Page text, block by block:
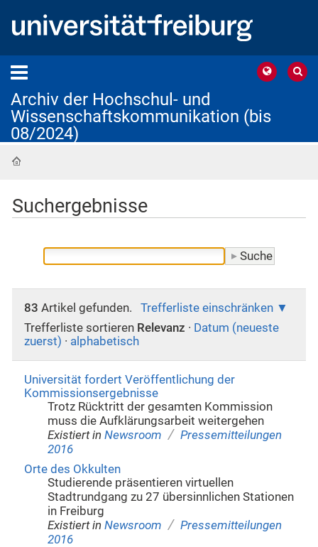
Archiv der Hochschul- und
Wissenschaftskommunikation (bis
08/2024)
Suchergebnisse
83 Artikel gefunden.
Trefferliste einschränken
Trefferliste sortieren Relevanz · Datum (neueste
zuerst) · alphabetisch
Universität fordert Veröffentlichung der
Kommissionsergebnisse
Trotz Rücktritt der gesamten Kommission
muss die Aufklärungsarbeit weitergehen
Existiert in Newsroom / Pressemitteilungen
2016
Orte des Okkulten
Studierende präsentieren virtuellen
Stadtrundgang zu 27 übersinnlichen Stationen
in Freiburg
Existiert in Newsroom / Pressemitteilungen
2016